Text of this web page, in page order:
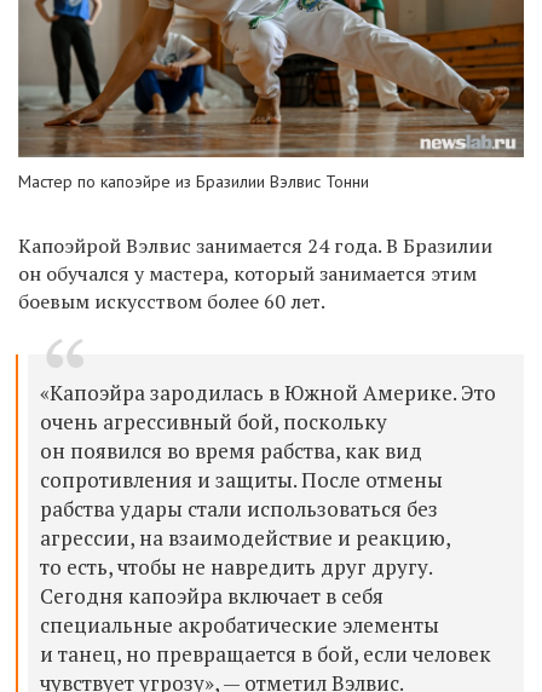
Мастер по капоэйре из Бразилии Вэлвис Тонни
КапоэйройВэлвис занимается 24 года.В Бразилии
он обучался у мастера, который занимается этим
боевым искусством более 60 лет.
«Капоэйразародилась в Южной Америке. Это
очень агрессивный бой, поскольку
он появился во время рабства, как вид
сопротивления и защиты. После отмены
рабства удары стали использоваться без
агрессии, на взаимодействие и реакцию,
то есть, чтобы не навредить друг другу.
Сегодня капоэйра включает в себя
специальные акробатические элементы
и танец, но превращается в бой, если человек
чувствует угрозу», — отметил Вэлвис.